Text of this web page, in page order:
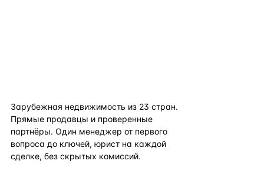
Зарубежная недвижимость из 23 стран.
Прямые продавцы и проверенные
партнёры. Один менеджер от первого
вопроса до ключей, юрист на каждой
сделке, без скрытых комиссий.